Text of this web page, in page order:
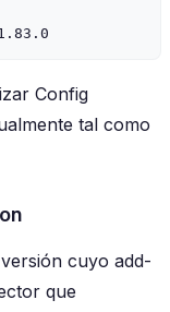
Config
tal como
cuyo add-
que